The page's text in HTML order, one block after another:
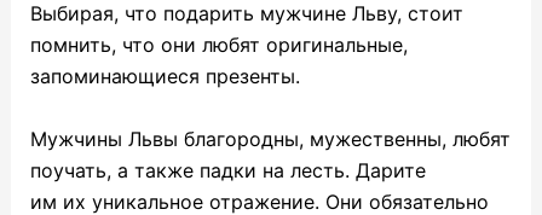
Выбирая, что подарить мужчине Льву, стоит
помнить, что они любят оригинальные,
запоминающиеся презенты.
Мужчины Львы благородны, мужественны, любят
поучать, а также падки на лесть. Дарите
им их уникальное отражение. Они обязательно